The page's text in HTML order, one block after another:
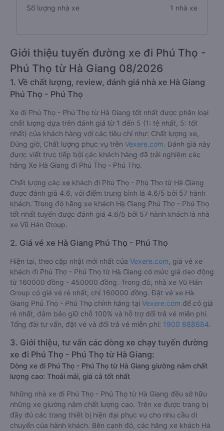
Số lượng nhà xe 1 nhà xe
Giới thiệu tuyến đường xe đi Phú Thọ -
Phú Thọ từ Hà Giang 08/2026
1. Về chất lượng, review, đánh giá nhà xe Hà Giang
Phú Thọ - Phú Thọ
Xe đi Phú Thọ - Phú Thọ từ Hà Giang tốt nhất được phân loại
chất lượng dựa trên đánh giá từ 1 đến 5 (1: tệ nhất, 5: tốt
nhất) của khách hàng với các tiêu chí như: Chất lượng xe,
Đúng giờ, Chất lượng phục vụ trên Vexere.com. Đánh giá này
được viết trực tiếp bởi các khách hàng đã trải nghiệm các
hãng Xe Hà Giang đi Phú Thọ - Phú Thọ.
Chất lượng các xe khách đi Phú Thọ - Phú Thọ từ Hà Giang
được đánh giá 4.6, với điểm trung bình là 4.6/5 bởi 57 hành
khách. Trong đó hãng xe khách Hà Giang Phú Thọ - Phú Thọ
tốt nhất tuyến được đánh giá 4.6/5 bởi 57 hành khách là nhà
xe Vũ Hán Group.
2. Giá vé xe Hà Giang Phú Thọ - Phú Thọ
Hiện tại, theo cập nhật mới nhất của Vexere.com , giá vé xe
khách đi Phú Thọ - Phú Thọ từ Hà Giang có mức giá dao động
từ 160000 đồng - 450000 đồng. Trong đó, nhà xe Vũ Hán
Group có giá vé rẻ nhất, chỉ 160000 đồng. Đặt vé xe Hà
Giang Phú Thọ - Phú Thọ chính hãng tại Vexere.com để có giá
rẻ nhất, đảm bảo giữ chỗ 100% và hỗ trợ đổi trả vé miễn phí.
Tổng đài tư vấn, đặt vé và đổi trả vé miễn phí: 1900 888684.
3. Giới thiệu, tư vấn các dòng xe chạy tuyến đường
xe đi Phú Thọ - Phú Thọ từ Hà Giang:
Dòng xe đi Phú Thọ - Phú Thọ từ Hà Giang giường nằm chất
lượng cao: Thoải mái, giá cả tốt nhất
Những nhà xe đi Phú Thọ - Phú Thọ từ Hà Giang đều sở hữu
những xe giường nằm chất lượng cao. Trên xe được trang bị
đầy đủ các trang thiết bị hiện đại phục vụ cho nhu cầu di
chuyển của hành khách. Bên cạnh đó, các hãng xe khách Hà